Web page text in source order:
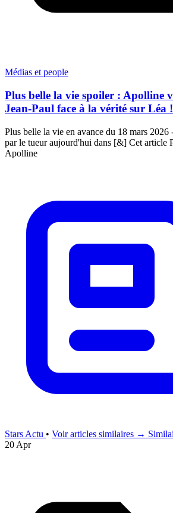
Médias et people
Plus belle la vie spoiler : Apolline
Jean-Paul face à la vérité sur Léa
Plus belle la vie en avance du 18 mars 2026
par le tueur aujourd'hui dans [&] Cet article
Apolline
Stars Actu • Voir articles similaires →
20 Apr